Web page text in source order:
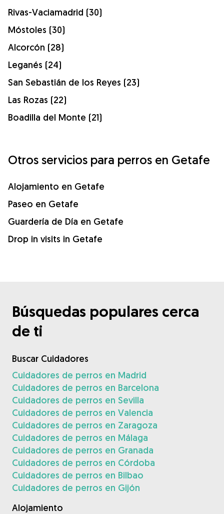
Rivas-Vaciamadrid (30)
Móstoles (30)
Alcorcón (28)
Leganés (24)
San Sebastián de los Reyes (23)
Las Rozas (22)
Boadilla del Monte (21)
Otros servicios para perros en Getafe
Alojamiento en Getafe
Paseo en Getafe
Guardería de Día en Getafe
Drop in visits in Getafe
Búsquedas populares cerca
de ti
Buscar Cuidadores
Cuidadores de perros en Madrid
Cuidadores de perros en Barcelona
Cuidadores de perros en Sevilla
Cuidadores de perros en Valencia
Cuidadores de perros en Zaragoza
Cuidadores de perros en Málaga
Cuidadores de perros en Granada
Cuidadores de perros en Córdoba
Cuidadores de perros en Bilbao
Cuidadores de perros en Gijón
Alojamiento